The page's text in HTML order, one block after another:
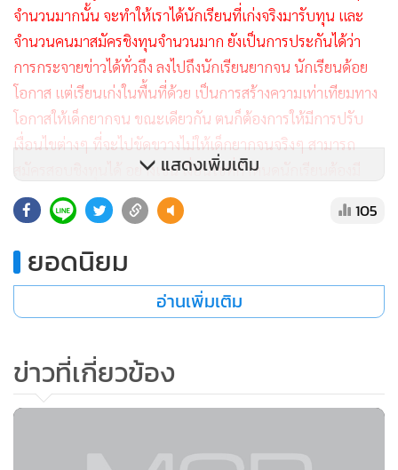
จำนวนมากนั้น จะทำให้เราได้นักเรียนที่เก่งจริงมารับทุน และ
จำนวนคนมาสมัครชิงทุนจำนวนมาก ยังเป็นการประกันได้ว่า
การกระจายข่าวได้ทั่วถึง ลงไปถึงนักเรียนยากจน นักเรียนด้อย
โอกาส แต่เรียนเก่งในพื้นที่ด้วย เป็นการสร้างความเท่าเทียมทาง
โอกาสให้เด็กยากจน ขณะเดียวกัน ตนก็ต้องการให้มีการปรับ
เงื่อนไขต่างๆ ที่จะไปขัดขวางไม่ให้เด็กยากจนจริงๆ สามารถ
สมัครสอบชิงทุนได้ อย่างเช่น เงื่อนไขที่กำหนดนักเรียนต้องมี
เอกสารรับรองรายได้ครอบครัวไม่เกิน 150,000 บาทต่อปีนั้น ถ้า
เป็นเด็กยากจนจริง ไม่รู้จักใคร ไม่มีเส้นสาย จะไปสามารถหาหลัก
ฐานนี้มาได้ยังไง
แสดงเพิ่มเติม
105
ยอดนิยม
อ่านเพิ่มเติม
ข่าวที่เกี่ยวข้อง